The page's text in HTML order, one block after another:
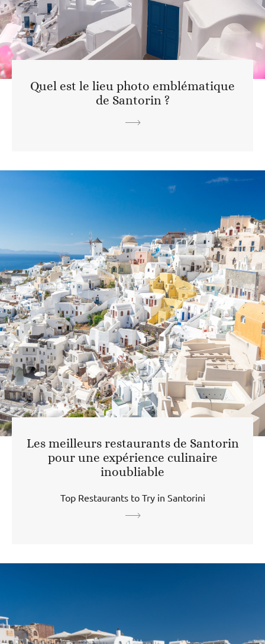
Quel est le lieu photo emblématique
de Santorin ?
Les meilleurs restaurants de Santorin
pour une expérience culinaire
inoubliable
Top Restaurants to Try in Santorini